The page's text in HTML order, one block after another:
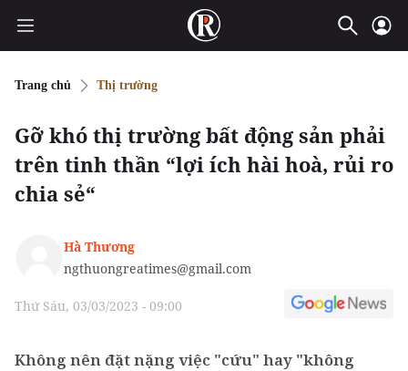
Trang chủ Thị trường
Gỡ khó thị trường bất động sản phải
trên tinh thần “lợi ích hài hoà, rủi ro
chia sẻ“
Hà Thương
ngthuongreatimes@gmail.com
Thứ Sáu, 03/03/2023 - 09:00
Không nên đặt nặng việc "cứu" hay "không